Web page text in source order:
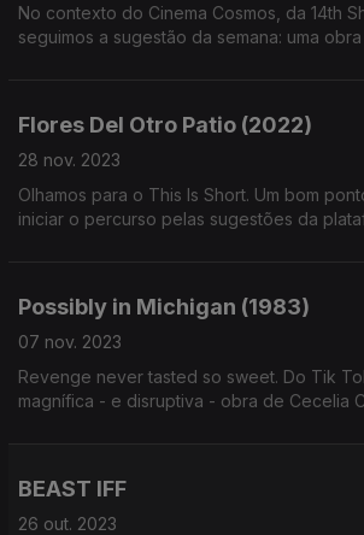
No contexto do Cinema Cosmos, da 14th
seguimos a sugestão da semana: uma
Flores Del Otro Patio (2022)
28 nov. 2023
Olhamos para o This Is Short. Um bom
iniciar o percurso pelas sugestões da
Possibly in Michigan (1983)
07 nov. 2023
Revenge never tasted so sweet. Do Tik
magnífica - e disruptiva - obra de Cecelia
BEAST IFF
26 out. 2023